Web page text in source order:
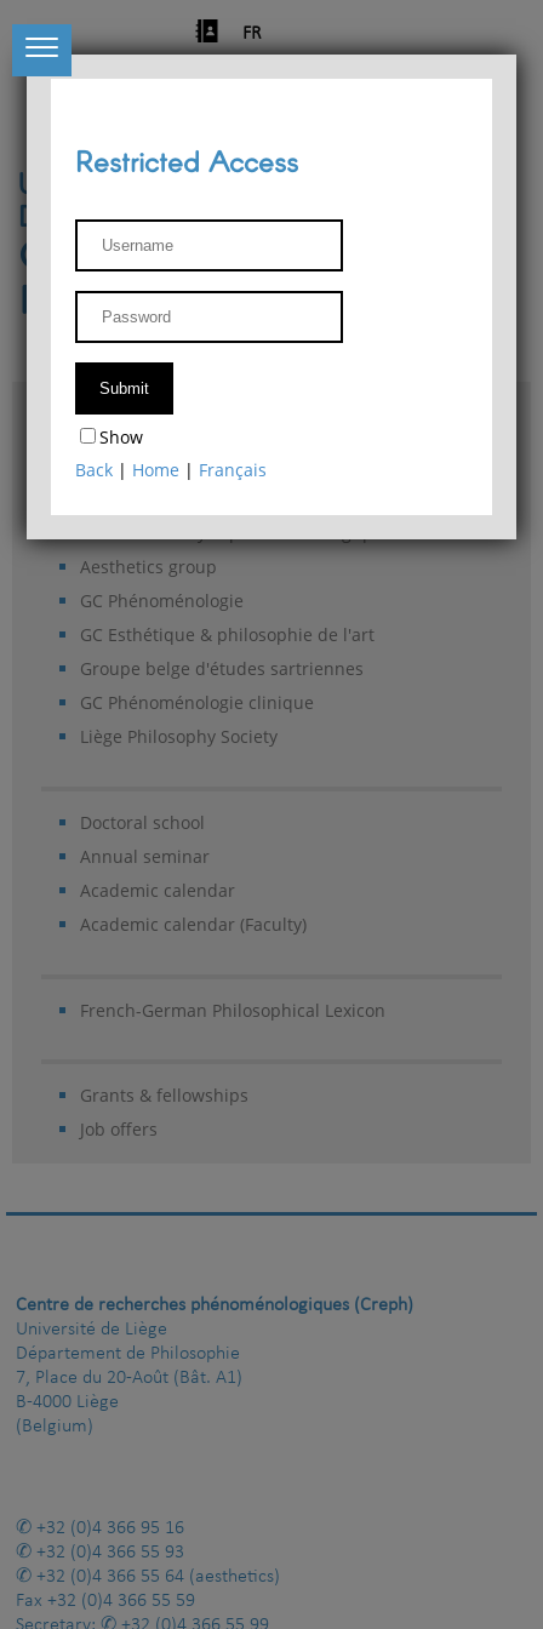
FR
University of Liège
Départment of Philosophy
Center for Phenomenological
Research
Access & maps
Philosophy Department Library
Aesthetics group
GC Phénoménologie
GC Esthétique & philosophie de l'art
Groupe belge d'études sartriennes
GC Phénoménologie clinique
Liège Philosophy Society
Doctoral school
Annual seminar
Academic calendar
Academic calendar (Faculty)
French-German Philosophical Lexicon
Grants & fellowships
Job offers
Restricted Access
Show
Back | Home | Français
Centre de recherches phénoménologiques (Creph)
Université de Liège
Département de Philosophie
7, Place du 20-Août (Bât. A1)
B-4000 Liège
(Belgium)
+32 (0)4 366 95 16
+32 (0)4 366 55 93
+32 (0)4 366 55 64 (aesthetics)
Fax +32 (0)4 366 55 59